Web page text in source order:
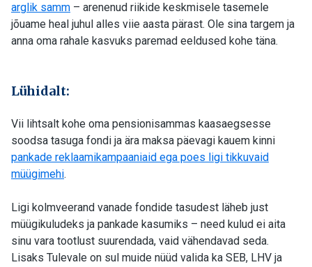
arglik samm – arenenud riikide keskmisele tasemele
jõuame heal juhul alles viie aasta pärast. Ole sina targem ja
anna oma rahale kasvuks paremad eeldused kohe täna.
Lühidalt:
Vii lihtsalt kohe oma pensionisammas kaasaegsesse
soodsa tasuga fondi ja ära maksa päevagi kauem kinni
pankade reklaamikampaaniaid ega poes ligi tikkuvaid
müügimehi.
Ligi kolmveerand vanade fondide tasudest läheb just
müügikuludeks ja pankade kasumiks – need kulud ei aita
sinu vara tootlust suurendada, vaid vähendavad seda.
Lisaks Tulevale on sul muide nüüd valida ka SEB, LHV ja